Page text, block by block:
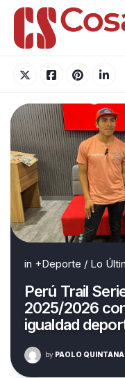
Skip
content
in +Deporte / Lo
Perú Trail
2025/2026
igualdad
by PAOLO